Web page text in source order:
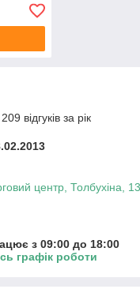
відгуків за рік
центр, Толбухіна,
з 09:00 до 18:00
графік роботи